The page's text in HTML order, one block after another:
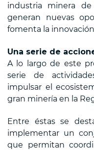
industria minera
generan nuevas
fomenta la
Una serie de
A lo largo de este
serie de
impulsar el
gran minería en la
Entre éstas se
implementar un
que permitan